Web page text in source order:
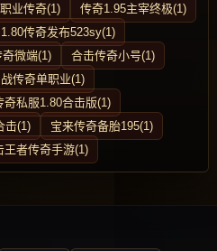
业传奇(1)
传奇1.95主宰终极(1)
1.80传奇发布523sy(1)
微端(1)
合击传奇小号(1)
传奇单职业(1)
奇私服1.80合击版(1)
击(1)
宝来传奇备胎195(1)
王者传奇手游(1)